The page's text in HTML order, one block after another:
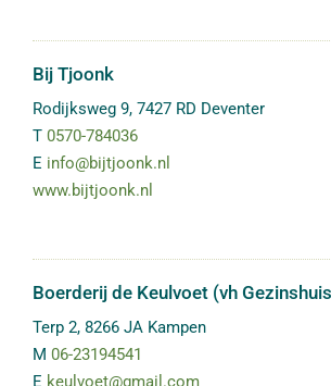
Bij Tjoonk
Rodijksweg 9, 7427 RD Deventer
T 0570-784036
E info@bijtjoonk.nl
www.bijtjoonk.nl
Boerderij de Keulvoet (vh
Terp 2, 8266 JA Kampen
M 06-23194541
E keulvoet@gmail.com